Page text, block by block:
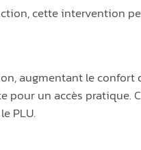
cette intervention
augmentant le confort
pour un accès pratique.
PLU.